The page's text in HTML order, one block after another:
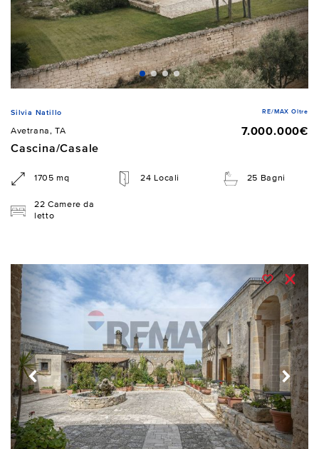
Silvia Natillo RE/MAX Oltre
Avetrana, TA
7.000.000€
Cascina/Casale
1705 mq 24 Locali 25 Bagni
22 Camere da
letto